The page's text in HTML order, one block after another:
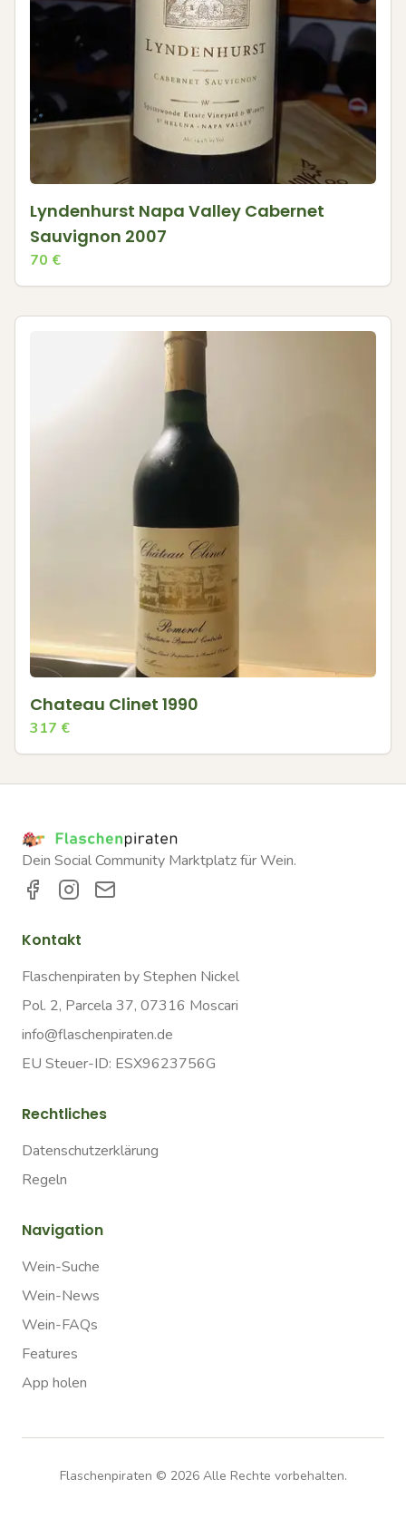
Lyndenhurst Napa Valley Cabernet
Sauvignon 2007
70 €
Chateau Clinet 1990
317 €
Dein Social Community Marktplatz für Wein.
Kontakt
Flaschenpiraten by Stephen Nickel
Pol. 2, Parcela 37, 07316 Moscari
info@flaschenpiraten.de
EU Steuer-ID: ESX9623756G
Rechtliches
Datenschutzerklärung
Regeln
Navigation
Wein-Suche
Wein-News
Wein-FAQs
Features
App holen
Flaschenpiraten © 2026Alle Rechte vorbehalten.